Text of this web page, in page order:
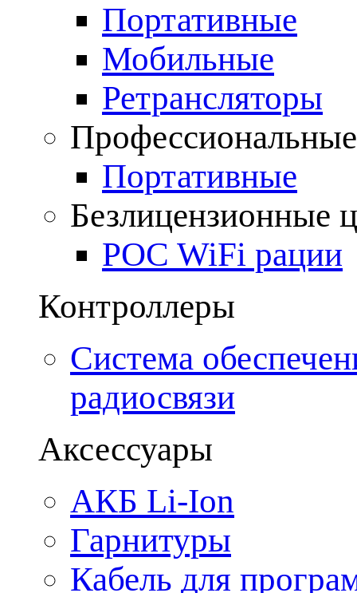
Портативные
Мобильные
Ретрансляторы
Портативные
Безлицензионные
POC WiFi рации
Контроллеры
Система
радиосвязи
Аксессуары
АКБ Li-Ion
Гарнитуры
Кабель для